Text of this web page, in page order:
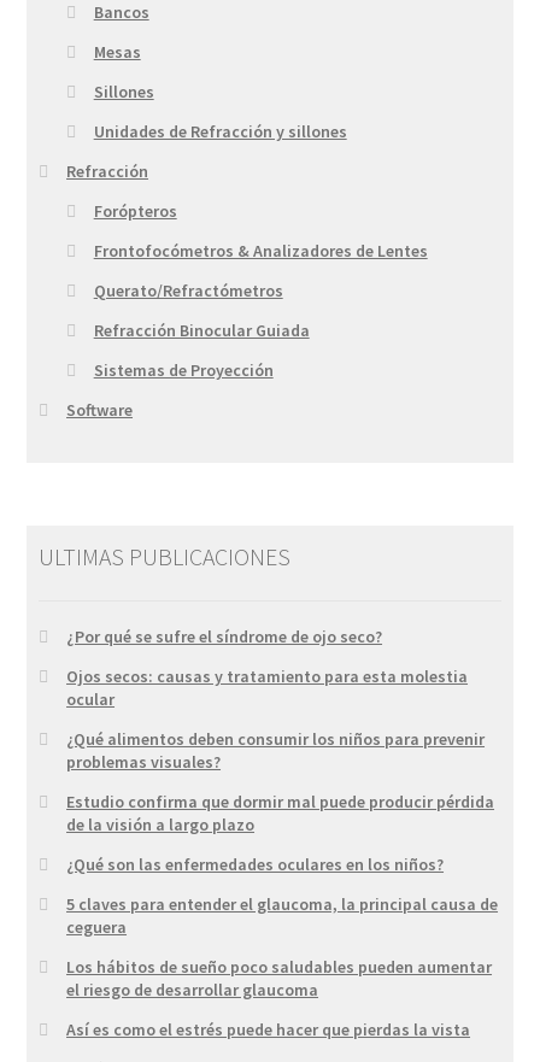
Bancos
Mesas
Sillones
Unidades de Refracción y sillones
Refracción
Forópteros
Frontofocómetros & Analizadores de Lentes
Querato/Refractómetros
Refracción Binocular Guiada
Sistemas de Proyección
Software
ULTIMAS PUBLICACIONES
¿Por qué se sufre el síndrome de ojo seco?
Ojos secos: causas y tratamiento para esta molestia
ocular
¿Qué alimentos deben consumir los niños para prevenir
problemas visuales?
Estudio confirma que dormir mal puede producir pérdida
de la visión a largo plazo
¿Qué son las enfermedades oculares en los niños?
5 claves para entender el glaucoma, la principal causa de
ceguera
Los hábitos de sueño poco saludables pueden aumentar
el riesgo de desarrollar glaucoma
Así es como el estrés puede hacer que pierdas la vista